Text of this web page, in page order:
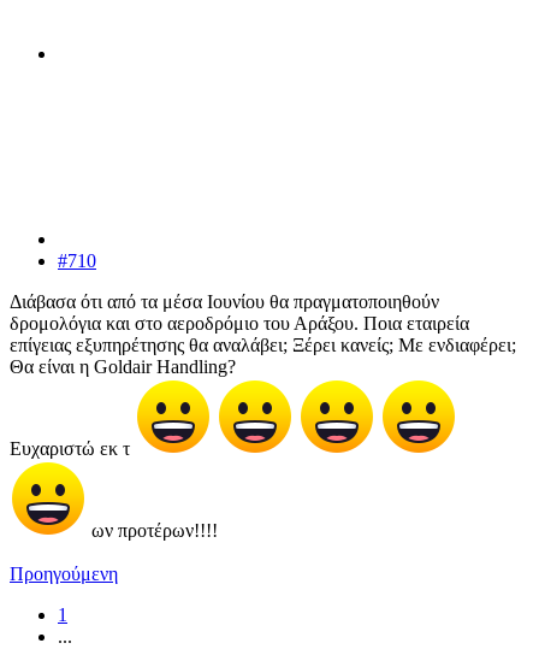
#710
Διάβασα ότι από τα μέσα Ιουνίου θα πραγματοποιηθούν
δρομολόγια και στο αεροδρόμιο του Αράξου. Ποια εταιρεία
επίγειας εξυπηρέτησης θα αναλάβει; Ξέρει κανείς; Με ενδιαφέρει;
Θα είναι η Goldair Handling?
Ευχαριστώ εκ τ
ων προτέρων!!!!
Προηγούμενη
1
...